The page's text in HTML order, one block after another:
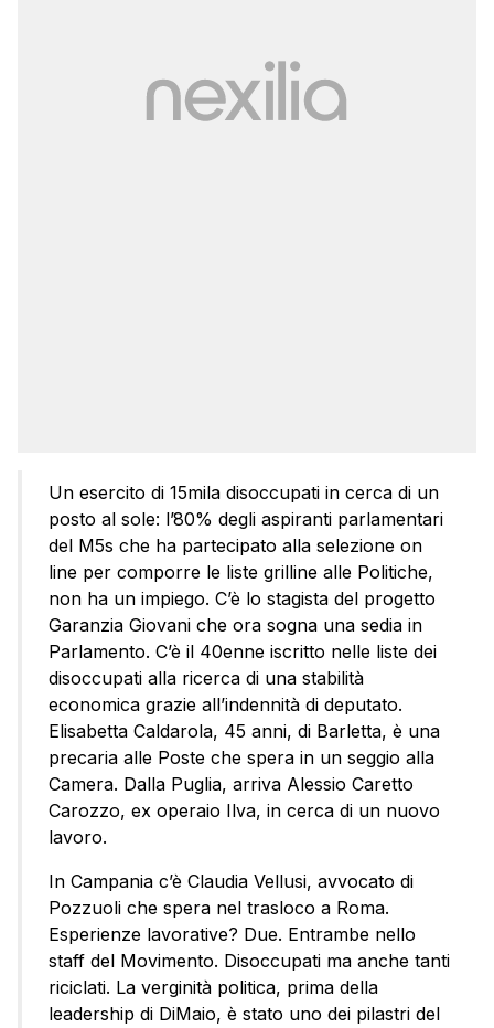
Un esercito di 15mila disoccupati in cerca di un
posto al sole: l’80% degli aspiranti parlamentari
del M5s che ha partecipato alla selezione on
line per comporre le liste grilline alle Politiche,
non ha un impiego. C’è lo stagista del progetto
Garanzia Giovani che ora sogna una sedia in
Parlamento. C’è il 40enne iscritto nelle liste dei
disoccupati alla ricerca di una stabilità
economica grazie all’indennità di deputato.
Elisabetta Caldarola, 45 anni, di Barletta, è una
precaria alle Poste che spera in un seggio alla
Camera. Dalla Puglia, arriva Alessio Caretto
Carozzo, ex operaio Ilva, in cerca di un nuovo
lavoro.
In Campania c’è Claudia Vellusi, avvocato di
Pozzuoli che spera nel trasloco a Roma.
Esperienze lavorative? Due. Entrambe nello
staff del Movimento. Disoccupati ma anche tanti
riciclati. La verginità politica, prima della
leadership di DiMaio, è stato uno dei pilastri del